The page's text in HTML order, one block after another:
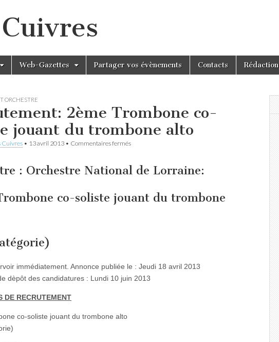
Web-Gazettes Partager vos évènements Contacts Rédaction
ORCHESTRE
2ème Trombone co-
jouant du trombone alto
Cuivres • 13 avril 2013 • Commentaires ferméssur
Trombone
co-
jouant
du
: Orchestre National de Lorraine:
co-soliste jouant du trombone
immédiatement. Annonce publiée le : Jeudi 18 avril 2013
dèpôt des candidatures : Lundi 10 juin 2013
DE RECRUTEMENT
co-soliste jouant du trombone alto